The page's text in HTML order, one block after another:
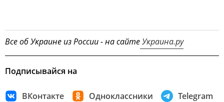
Все об Украине из России - на сайтеУкраина.ру
Подписывайся на
ВКонтакте Одноклассники Telegram